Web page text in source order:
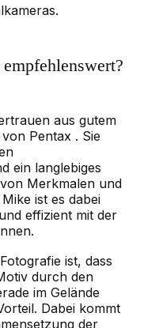
aus gutem
Pentax . Sie
ein langlebiges
Merkmalen und
ist es dabei
effizient mit der
ist, dass
durch den
im Gelände
Dabei kommt
der